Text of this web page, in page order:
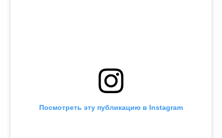
Посмотреть эту публикацию в Instagram